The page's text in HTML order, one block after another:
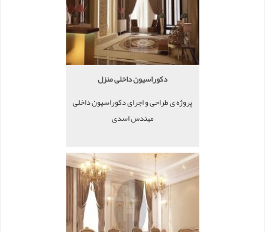
دکوراسیون داخلی منزل
پروژه ی طراحی و اجرای دکوراسیون داخلی
مهندس اسدی